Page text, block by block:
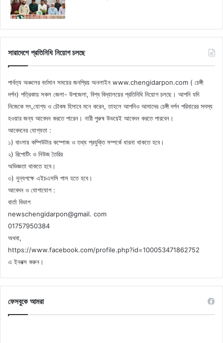
সারাদেশে প্রতিনিধি নিয়োগ চলছে
পার্বত্য অঞ্চলের বর্তমান সময়ের জনপ্রিয় অনলাইন www.chengidarpon.com ( চেঙ্গী
দর্পন) পত্রিকায় সকল জেলা- উপজেলা, বিশ্ব বিদ্যালয়ের প্রতিনিধি নিয়োগ চলছে। আপনি যদি
নিজেকে সৎ,যোগ্য ও চৌকষ হিসাবে মনে করেন, তাহলে আপনিও আমাদের চেঙ্গী দর্পন পরিবারের সদস্য
হওয়ার জন্য আবেদন করতে পারেন। নারী পুরুষ উভয়েই আবেদন করতে পারবেন।
আবেদনের যোগ্যতা :
১) বাংলায় কম্পিউটার কম্পোজ ও তথ্য প্রযুক্তি সম্পর্কে ধারনা থাকতে হবে।
২) রিপোটিং ও নিউজ তৈরির
অভিজ্ঞতা থাকতে হবে।
৩) নুন্যপক্ষে এইচএসসি পাস হতে হবে।
আবেদন ও যোগাযোগ :
বার্তা বিভাগ
newschengidarpon@gmail. com
01757950384
অথবা,
https://www.facebook.com/profile.php?id=100053471862752
এ ইনবক্স করুন।
ফেসবুকে আমরা